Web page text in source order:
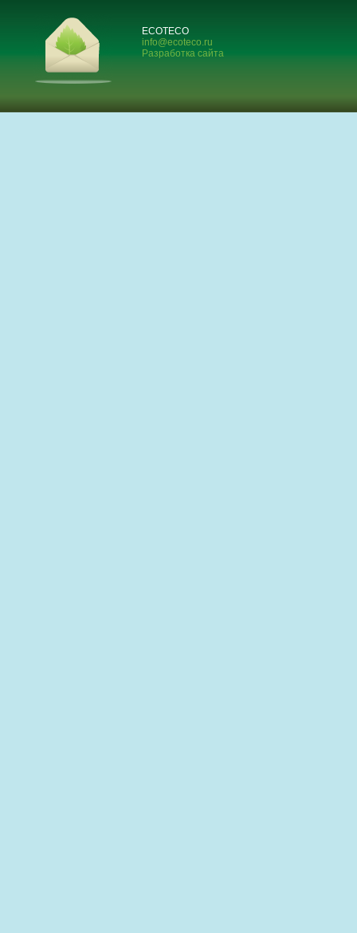
ECOTECO
info@ecoteco.ru
Разработка сайта